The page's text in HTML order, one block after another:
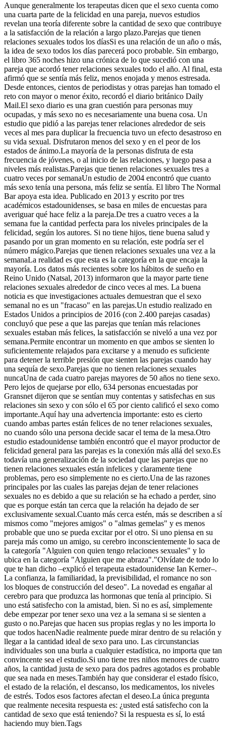
Aunque generalmente los terapeutas dicen que el sexo cuenta como
una cuarta parte de la felicidad en una pareja, nuevos estudios
revelan una teoría diferente sobre la cantidad de sexo que contribuye
a la satisfacción de la relación a largo plazo.Parejas que tienen
relaciones sexuales todos los díasSi es una relación de un año o más,
la idea de sexo todos los días parecerá poco probable. Sin embargo,
el libro 365 noches hizo una crónica de lo que sucedió con una
pareja que acordó tener relaciones sexuales todo el año. Al final, esta
afirmó que se sentía más feliz, menos enojada y menos estresada.
Desde entonces, cientos de periodistas y otras parejas han tomado el
reto con mayor o menor éxito, recordó el diario británico Daily
Mail.El sexo diario es una gran cuestión para personas muy
ocupadas, y más sexo no es necesariamente una buena cosa. Un
estudio que pidió a las parejas tener relaciones alrededor de seis
veces al mes para duplicar la frecuencia tuvo un efecto desastroso en
su vida sexual. Disfrutaron menos del sexo y en el peor de los
estados de ánimo.La mayoría de la personas disfruta de esta
frecuencia de jóvenes, o al inicio de las relaciones, y luego pasa a
niveles más realistas.Parejas que tienen relaciones sexuales tres a
cuatro veces por semanaUn estudio de 2004 encontró que cuanto
más sexo tenía una persona, más feliz se sentía. El libro The Normal
Bar apoya esta idea. Publicado en 2013 y escrito por tres
académicos estadounidenses, se basa en miles de encuestas para
averiguar qué hace feliz a la pareja.De tres a cuatro veces a la
semana fue la cantidad perfecta para los niveles principales de la
felicidad, según los autores. Si no tiene hijos, tiene buena salud y
pasando por un gran momento en su relación, este podría ser el
número mágico.Parejas que tienen relaciones sexuales una vez a la
semanaLa realidad es que esta es la categoría en la que encaja la
mayoría. Los datos más recientes sobre los hábitos de sueño en
Reino Unido (Natsal, 2013) informaron que la mayor parte tiene
relaciones sexuales alrededor de cinco veces al mes. La buena
noticia es que investigaciones actuales demuestran que el sexo
semanal no es un "fracaso" en las parejas.Un estudio realizado en
Estados Unidos a principios de 2016 (con 2.400 parejas casadas)
concluyó que pese a que las parejas que tenían más relaciones
sexuales estaban más felices, la satisfacción se niveló a una vez por
semana.Permite encontrar un momento en que ambos se sienten lo
suficientemente relajados para excitarse y a menudo es suficiente
para detener la terrible presión que sienten las parejas cuando hay
una sequía de sexo.Parejas que no tienen relaciones sexuales
nuncaUna de cada cuatro parejas mayores de 50 años no tiene sexo.
Pero lejos de quejarse por ello, 634 personas encuestadas por
Gransnet dijeron que se sentían muy contentas y satisfechas en sus
relaciones sin sexo y con sólo el 65 por ciento calificó el sexo como
importante.Aquí hay una advertencia importante: esto es cierto
cuando ambas partes están felices de no tener relaciones sexuales,
no cuando sólo una persona decide sacar el tema de la mesa.Otro
estudio estadounidense también encontró que el mayor productor de
felicidad general para las parejas es la conexión más allá del sexo.Es
todavía una generalización de la sociedad que las parejas que no
tienen relaciones sexuales están infelices y claramente tiene
problemas, pero eso simplemente no es cierto.Una de las razones
principales por las cuales las parejas dejan de tener relaciones
sexuales no es debido a que su relación se ha echado a perder, sino
que es porque están tan cerca que la relación ha dejado de ser
exclusivamente sexual.Cuanto más cerca estén, más se describen a sí
mismos como "mejores amigos" o "almas gemelas" y es menos
probable que uno se pueda excitar por el otro. Si uno piensa en su
pareja más como un amigo, su cerebro inconscientemente lo saca de
la categoría "Alguien con quien tengo relaciones sexuales" y lo
ubica en la categoría "Alguien que me abraza"."Olvídate de todo lo
que te han dicho –explicó el terapeuta estadounidense Ian Kerner–.
La confianza, la familiaridad, la previsibilidad, el romance no son
los bloques de construcción del deseo". La novedad es engañar al
cerebro para que produzca las hormonas que tenía al principio. Si
uno está satisfecho con la amistad, bien. Si no es así, simplemente
debe empezar por tener sexo una vez a la semana si se sienten a
gusto o no.Parejas que hacen sus propias reglas y no les importa lo
que todos hacenNadie realmente puede mirar dentro de su relación y
llegar a la cantidad ideal de sexo para uno. Las circunstancias
individuales son una burla a cualquier estadística, no importa que tan
convincente sea el estudio.Si uno tiene tres niños menores de cuatro
años, la cantidad justa de sexo para dos padres agotados es probable
que sea nada en meses.También hay que considerar el estado físico,
el estado de la relación, el descanso, los medicamentos, los niveles
de estrés. Todos esos factores afectan el deseo.La única pregunta
que realmente necesita respuesta es: ¿usted está satisfecho con la
cantidad de sexo que está teniendo? Si la respuesta es sí, lo está
haciendo muy bien.Tags